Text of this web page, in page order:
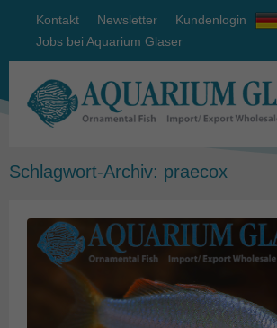
Kontakt Newsletter
Kundenlogin
Jobs bei Aquarium Glaser
Schlagwort-Archiv: praecox